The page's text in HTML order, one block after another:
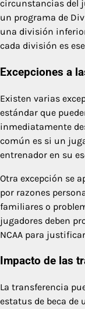
circunstancias del
un programa de
una división
cada división es
Excepciones a
Existen varias
estándar que
inmediatamente
común es si un
entrenador en su
Otra excepción se
por razones
familiares o
jugadores deben
NCAA para
Impacto de las
La transferencia
estatus de beca de